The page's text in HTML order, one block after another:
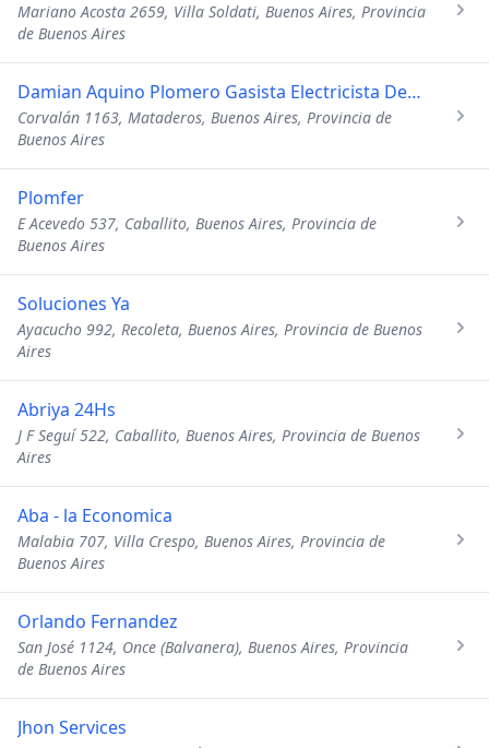
Mariano Acosta 2659, Villa Soldati, Buenos Aires, Provincia
de Buenos Aires
Damian Aquino Plomero Gasista Electricista Destapaciones Tecnico Matriculado
Corvalán 1163, Mataderos, Buenos Aires, Provincia de
Buenos Aires
Plomfer
E Acevedo 537, Caballito, Buenos Aires, Provincia de
Buenos Aires
Soluciones Ya
Ayacucho 992, Recoleta, Buenos Aires, Provincia de Buenos
Aires
Abriya 24Hs
J F Seguí 522, Caballito, Buenos Aires, Provincia de Buenos
Aires
Aba - la Economica
Malabia 707, Villa Crespo, Buenos Aires, Provincia de
Buenos Aires
Orlando Fernandez
San José 1124, Once (Balvanera), Buenos Aires, Provincia
de Buenos Aires
Jhon Services